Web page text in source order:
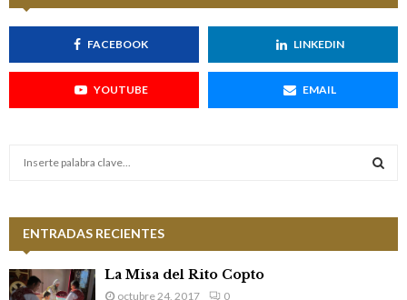
FACEBOOK LINKEDIN
YOUTUBE EMAIL
h
f
o
ENTRADAS RECIENTES
La Misa del Rito Copto
octubre 24, 2017 0